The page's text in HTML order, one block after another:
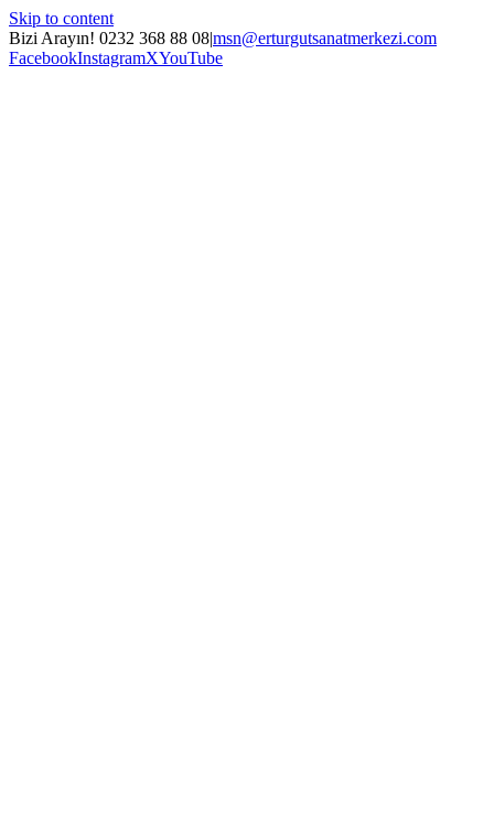
Skip to content
Bizi Arayın! 0232 368 88 08|msn@erturgutsanatmerkezi.com
FacebookInstagramXYouTube